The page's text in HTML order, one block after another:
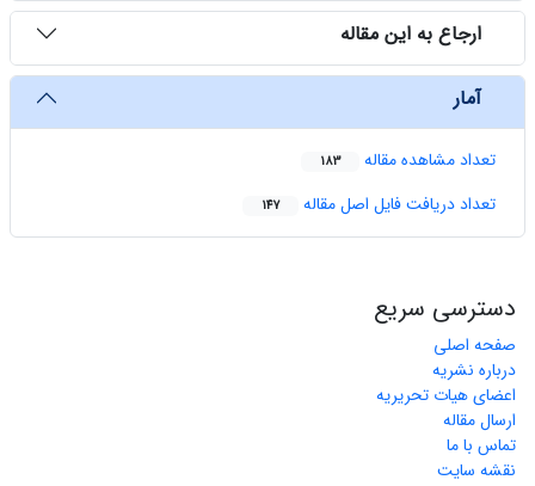
ارجاع به این مقاله
آمار
تعداد مشاهده مقاله 183
تعداد دریافت فایل اصل مقاله 147
دسترسی سریع
صفحه اصلی
درباره نشریه
اعضای هیات تحریریه
ارسال مقاله
تماس با ما
نقشه سایت